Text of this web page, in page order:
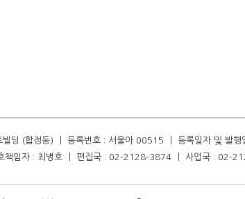
빌딩 (합정동) ㅣ 등록번호 : 서울아 00515 ㅣ 등록일자 및 발
책임자 : 최병호 ㅣ 편집국 : 02-2128-3874 ㅣ 사업국 : 02-